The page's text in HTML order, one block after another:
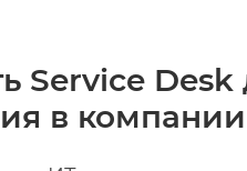
Service
в компании